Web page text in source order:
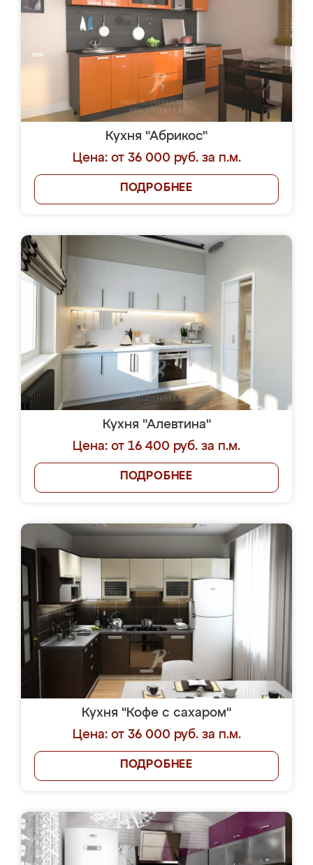
Кухня "Абрикос"
Цена: от 36 000 руб. за п.м.
ПОДРОБНЕЕ
Кухня "Алевтина"
Цена: от 16 400 руб. за п.м.
ПОДРОБНЕЕ
Кухня "Кофе с сахаром"
Цена: от 36 000 руб. за п.м.
ПОДРОБНЕЕ